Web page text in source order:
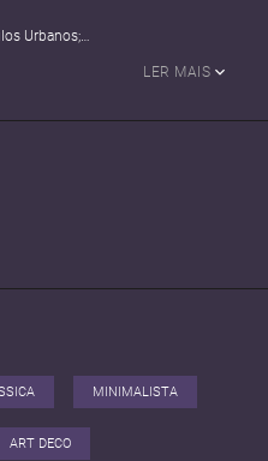
Urbanos;
LER MAIS
MINIMALISTA
ART DECO